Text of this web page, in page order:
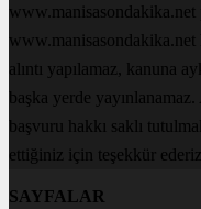
www.manisasondakika.net
alıntı yapılamaz, kanuna
başka yerde
başvuru hakkı saklı
ettiğiniz için teşekkür ederiz.
SAYFALAR